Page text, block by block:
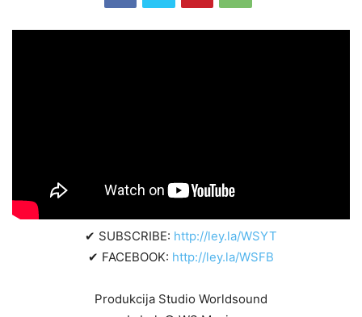
✔ SUBSCRIBE: http://ley.la/WSYT
✔ FACEBOOK: http://ley.la/WSFB
Produkcija Studio Worldsound